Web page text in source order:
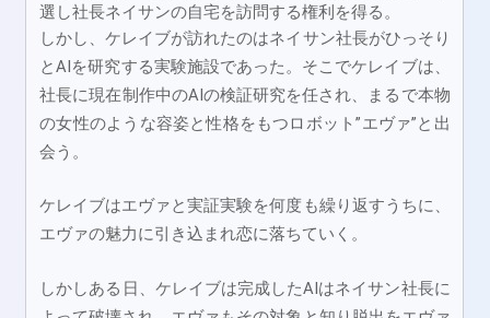
選し社長ネイサンの自宅を訪問する権利を得る。
しかし、ケレイブが訪れたのはネイサン社長がひっそり
とAIを研究する実験施設であった。そこでケレイブは、
社長に現在制作中のAIの検証研究を任され、まるで本物
の女性のような容姿と性格をもつロボット”エヴァ”と出
会う。
ケレイブはエヴァと実証実験を何度も繰り返すうちに、
エヴァの魅力に引き込まれ恋に落ちていく。
しかしある日、ケレイブは完成したAIはネイサン社長に